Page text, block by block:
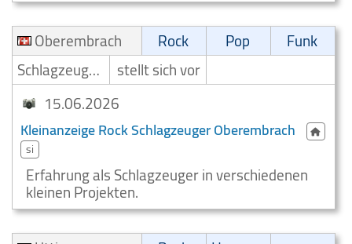
Oberembrach
Rock Pop
Funk
Schlagzeuger/Drummer
stellt sich vor
15.06.2026
Kleinanzeige Rock Schlagzeuger Oberembrach
si
Erfahrung als Schlagzeuger in verschiedenen
kleinen Projekten.